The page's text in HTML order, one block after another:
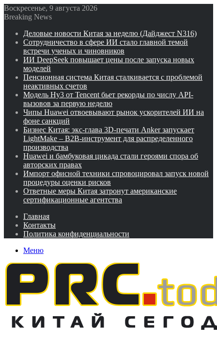
Воскресенье, 9 августа 2026
Breaking News
Деловые новости Китая за неделю (Дайджест N316)
Сотрудничество в сфере ИИ стало главной темой
встречи ученых и чиновников
ИИ DeepSeek повышает цены после запуска новых
моделей
Пенсионная система Китая сталкивается с проблемой
неактивных счетов
Модель Hy3 от Tencent бьет рекорды по числу API-
вызовов за первую неделю
Чипы Huawei отвоевывают рынок ускорителей ИИ на
фоне санкций
Бизнес Китая: экс-глава 3D-печати Anker запускает
LightMake – B2B-инструмент для распределенного
производства
Huawei и бамбуковая цикада стали героями спора об
авторских правах
Импорт офисной техники спровоцировал запуск новой
процедуры оценки рисков
Ответные меры Китая затронут американские
сертификационные агентства
Главная
Контакты
Политика конфиденциальности
Меню